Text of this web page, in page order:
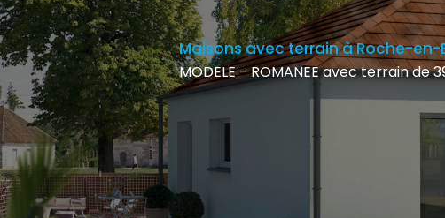
Maisons avec terrain à Roche-en-
MODELE - ROMANEE avec terrain de